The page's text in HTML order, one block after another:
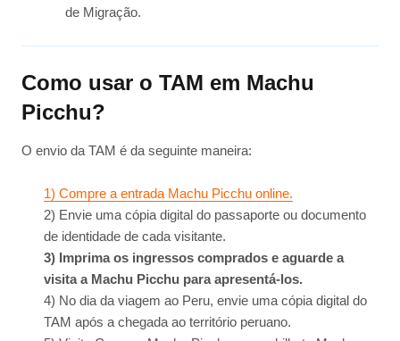
de Migração.
Como usar o TAM em Machu
Picchu?
O envio da TAM é da seguinte maneira:
1) Compre a entrada Machu Picchu online.
2) Envie uma cópia digital do passaporte ou documento
de identidade de cada visitante.
3) Imprima os ingressos comprados e aguarde a
visita a Machu Picchu para apresentá-los.
4) No dia da viagem ao Peru, envie uma cópia digital do
TAM após a chegada ao território peruano.